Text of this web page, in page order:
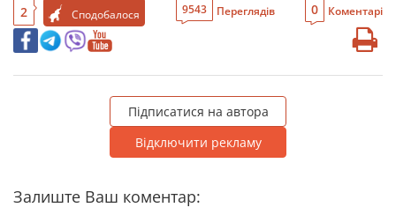
2 Сподобалося 9543 Переглядів 0 Коментарі
Підписатися на автора
Відключити рекламу
Залиште Ваш коментар: